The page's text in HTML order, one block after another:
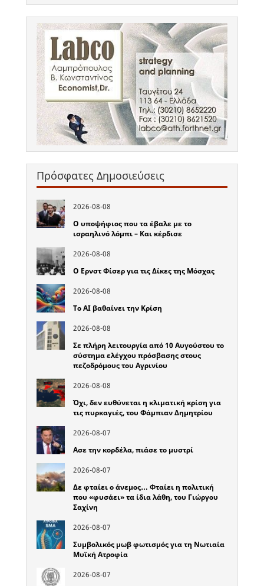
Πρόσφατες Δημοσιεύσεις
2026-08-08
Ο υποψήφιος που τα έβαλε με το
ισραηλινό λόμπι – Και κέρδισε
2026-08-08
Ο Ερνστ Φίσερ για τις Δίκες της Μόσχας
2026-08-08
Το ΑΙ βαθαίνει την Κρίση
2026-08-08
Σε πλήρη λειτουργία από 10 Αυγούστου το
σύστημα ελέγχου πρόσβασης στους
πεζοδρόμους του Αγρινίου
2026-08-08
Όχι, δεν ευθύνεται η κλιματική κρίση για
τις πυρκαγιές, του Φάμπιαν Δημητρίου
2026-08-07
Ασε την κορδέλα, πιάσε το μυστρί
2026-08-07
Δε φταίει ο άνεμος… Φταίει η πολιτική
που «φυσάει» τα ίδια λάθη, του Γιώργου
Σαχίνη
2026-08-07
Συμβολικός μωβ φωτισμός για τη Νωτιαία
Μυϊκή Ατροφία
2026-08-07